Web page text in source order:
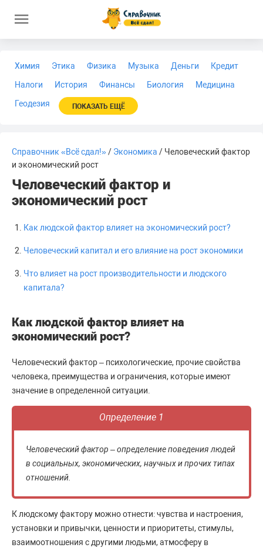
Химия Этика Физика Музыка Деньги
Кредит
Налоги
История Финансы Биология
Медицина
Геодезия
ПОКАЗАТЬ ЕЩЁ
Справочник «Всё сдал!»/ Экономика / Человеческий фактор
и экономический рост
Человеческий фактор и
экономический рост
Как людской фактор влияет на экономический рост?
Человеческий капитал и его влияние на рост экономики
Что влияет на рост производительности и людского
капитала?
Как людской фактор влияет на
экономический рост?
Человеческий фактор – психологические, прочие свойства
человека, преимущества и ограничения, которые имеют
значение в определенной ситуации.
Определение 1
Человеческий фактор – определение поведения людей
в социальных, экономических, научных и прочих типах
отношений.
К людскому фактору можно отнести: чувства и настроения,
установки и привычки, ценности и приоритеты, стимулы,
взаимоотношения с другими людьми, атмосферу в